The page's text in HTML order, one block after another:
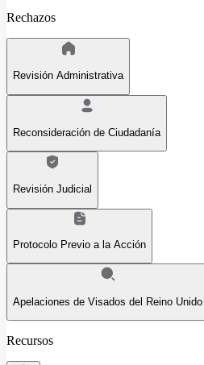
Rechazos
Revisión Administrativa
Reconsideración de Ciudadanía
Revisión Judicial
Protocolo Previo a la Acción
Apelaciones de Visados del Reino Unido
Recursos